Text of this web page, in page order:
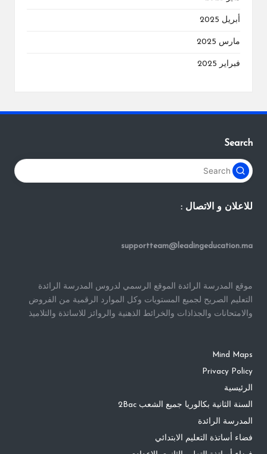
أبريل 2025
مارس 2025
فبراير 2025
Search
للاعلان و الاتصال :
supportteam@leadingeducation.ma
موقع المدرسة الرائدة الموقع الرسمي لدروس المدرسة الرائدة
التعليم الصريح لجميع المستويات وكل الموارد الرقمية من الفروض
والامتحانات والجذاذات والخرائط الذهنية والروائز للاساتذة والتلاميذ
Mind Maps
Privacy Policy
الرئيسية
السنة الثانية بكالوريا جميع الشعب 2Bac
المدرسة الرائدة
فضاء أساتذة التعليم الابتدائي